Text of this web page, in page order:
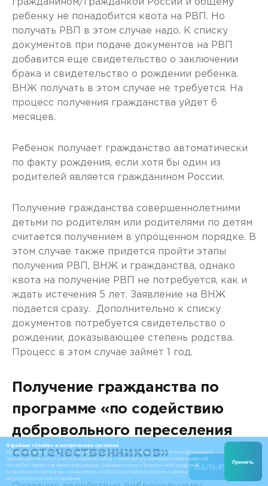
гражданином/гражданкой России и общему
ребенку не понадобится квота на РВП. Но
получать РВП в этом случае надо. К списку
документов при подаче документов на РВП
добавится еще свидетельство о заключении
брака и свидетельство о рождении ребенка.
ВНЖ получать в этом случае не требуется. На
процесс получения гражданства уйдет 6
месяцев.
Ребенок получает гражданство автоматически
по факту рождения, если хотя бы один из
родителей является гражданином России.
Получение гражданства совершеннолетними
детьми по родителям или родителями по детям
считается получением в упрощенном порядке. В
этом случае также придется пройти этапы
получения РВП, ВНЖ и гражданства, однако
квота на получение РВП не потребуется, как и
ждать истечения 5 лет. Заявление на ВНЖ
подается сразу. Дополнительно к списку
документов потребуется свидетельство о
рождении, доказывающее степень родства.
Процесс в этом случае займет 1 год.
Получение гражданства по
программе «по содействию
добровольного переселения
соотечественников»
Калькулятор
О файлах «Cookie» и метрических системах
Мы используем файлы «Cookie» и метрические системы для сбора и анализа информации о
производительности и использовании сайта, а также для улучшения и индивидуальной
настройки предоставления информации. Нажимая кнопку «Принять» или продолжая
пользоваться сайтом, вы соглашаетесь на обработку файлов «Cookie» и данных
метрических систем. Подробнее
Принять